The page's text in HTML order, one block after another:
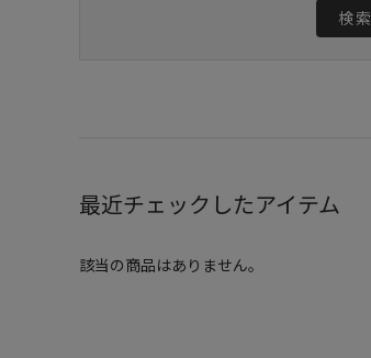
検索
最近チェックしたアイテム
該当の商品はありません。